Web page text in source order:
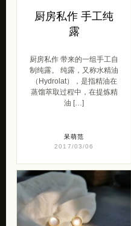
厨房私作 手工纯
露
厨房私作 带来的一组手工自
制纯露。 纯露，又称水精油
（Hydrolat），是指精油在
蒸馏萃取过程中，在提炼精
油 […]
呆萌范
2017/03/06